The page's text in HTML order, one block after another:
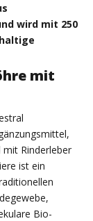
wird mit 250
mit
Rinderleber
ist ein
Bio-